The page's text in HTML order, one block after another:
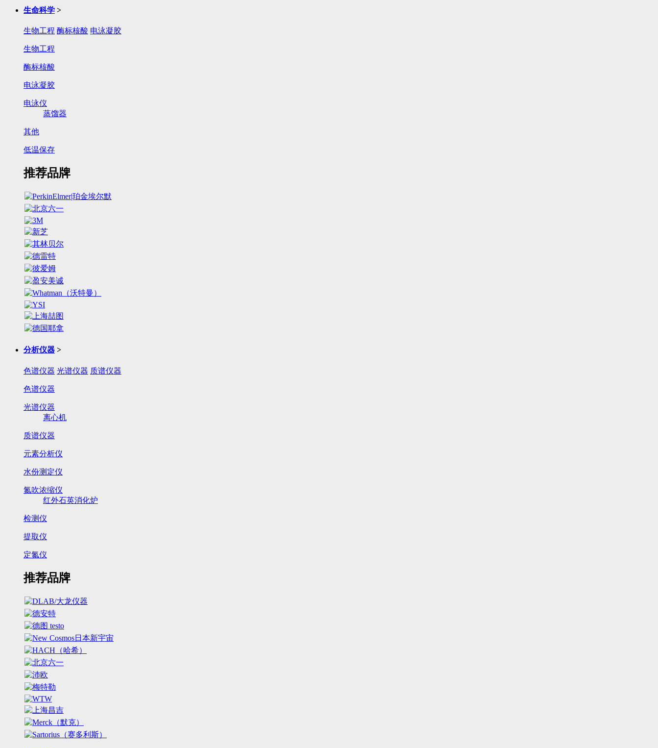
生命科学 >
生物工程 酶标核酸 电泳凝胶
生物工程
酶标核酸
电泳凝胶
电泳仪
蒸馏器
其他
低温保存
推荐品牌
分析仪器 >
色谱仪器 光谱仪器 质谱仪器
色谱仪器
光谱仪器
离心机
质谱仪器
元素分析仪
水份测定仪
氮吹浓缩仪
红外石英消化炉
检测仪
提取仪
定氮仪
推荐品牌